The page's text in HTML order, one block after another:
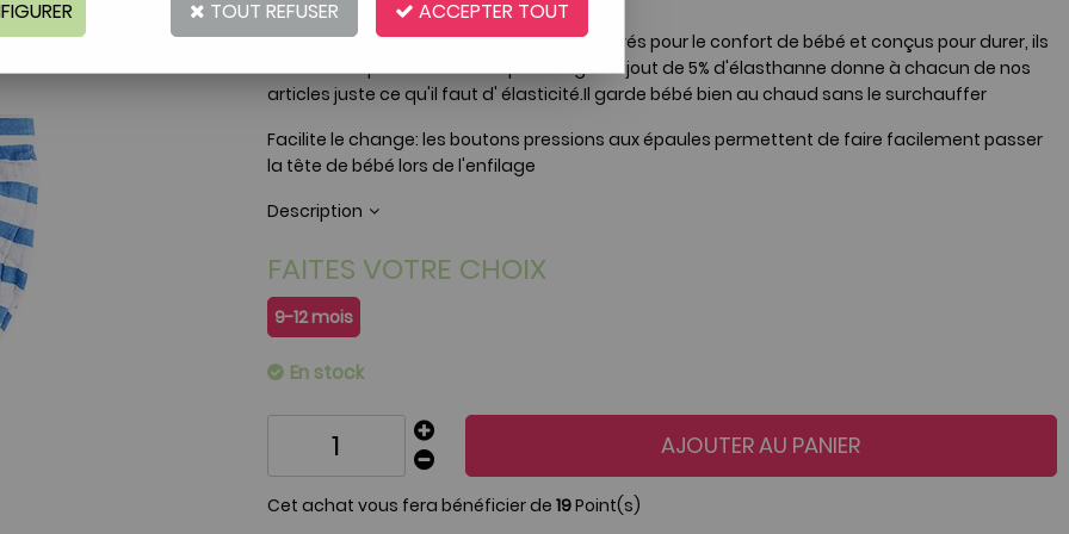
Réf. :AR0000221
Les barboteuses Aden & Anais sont pré-lavés pour le confort de bébé et conçus pour durer, ils
deviennent plus doux à chaque lavage. L'ajout de 5% d'élasthanne donne à chacun de nos
articles juste ce qu'il faut d' élasticité.Il garde bébé bien au chaud sans le surchauffer
Facilite le change: les boutons pressions aux épaules permettent de faire facilement passer
la tête de bébé lors de l'enfilage
Description
FAITES VOTRE CHOIX
9-12 mois
En stock
AJOUTER AU PANIER
Cet achat vous fera bénéficier de 19Point(s)
TOUT REFUSER ACCEPTER TOUT